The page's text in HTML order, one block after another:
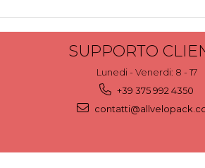
SUPPORTO
Lunedi - Venerdi: 8 - 17
+39 375 992 4350